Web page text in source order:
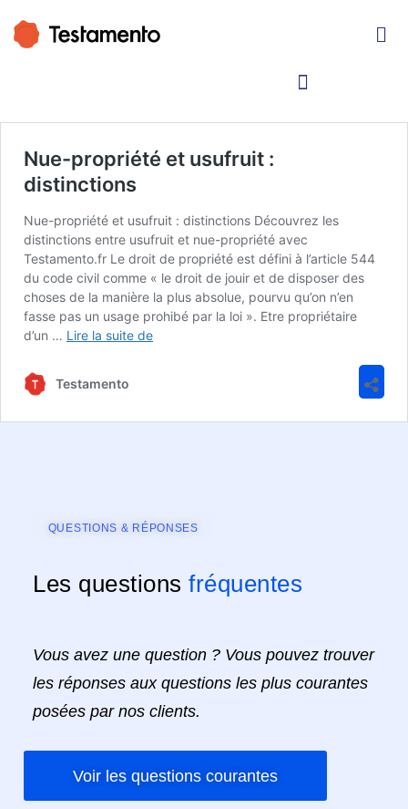
Nue-propriété et usufruit :
distinctions
Nue-propriété et usufruit : distinctions Découvrez les
distinctions entre usufruit et nue-propriété avec
Testamento.fr Le droit de propriété est défini à l’article 544
du code civil comme « le droit de jouir et de disposer des
choses de la manière la plus absolue, pourvu qu’on n’en
fasse pas un usage prohibé par la loi ». Etre propriétaire
d’un … Lire la suite de
Testamento
QUESTIONS & RÉPONSES
Les questions fréquentes
Vous avez une question ? Vous pouvez trouver
les réponses aux questions les plus courantes
posées par nos clients.
Voir les questions courantes